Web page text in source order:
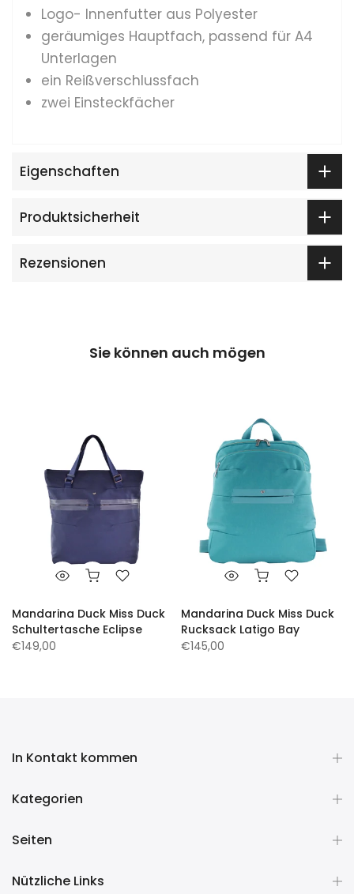
Logo- Innenfutter aus Polyester
geräumiges Hauptfach, passend für A4
Unterlagen
ein Reißverschlussfach
zwei Einsteckfächer
Eigenschaften
Produktsicherheit
Rezensionen
Sie können auch mögen
Mandarina Duck Miss Duck
Schultertasche Eclipse
€149,00
Mandarina Duck Miss Duck
Rucksack Latigo Bay
€145,00
In Kontakt kommen
Kategorien
Seiten
Nützliche Links